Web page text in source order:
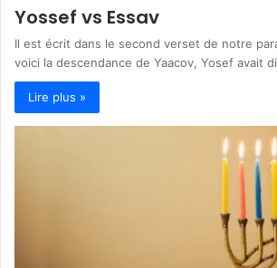
Yossef vs Essav
Il est écrit dans le second verset de notre
voici la descendance de Yaacov, Yosef avait
Lire plus »